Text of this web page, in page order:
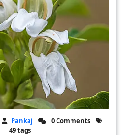
Pankaj
0 Comments
49 tags